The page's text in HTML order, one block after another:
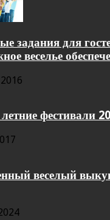
задания для
веселье
фестивали
веселый